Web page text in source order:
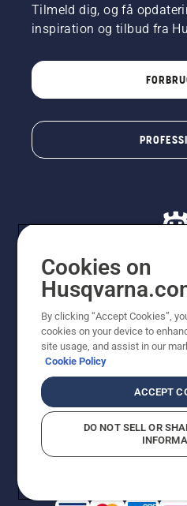
Tilmeld dig, og få
inspiration og tilbud fra
viste priser er vejledende
forbehold for stave- og
stræber efter at have så
dette websted som
vejledende udsalgspriser
Bekendtgørelse vedr.
Rapporter
Cookies on
By clicking “Accept Cookies”,
cookies on your device to
site usage, and assist in our
Cookie Policy
ACCEPT
DO NOT SELL OR